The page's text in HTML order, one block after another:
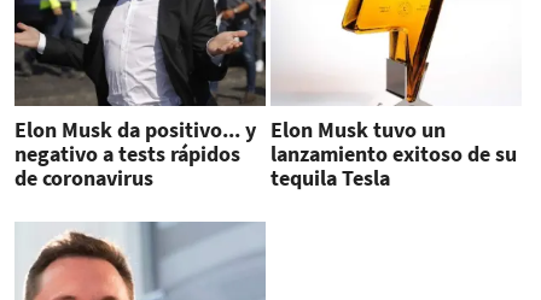
Elon Musk da positivo... y
negativo a tests rápidos
de coronavirus
Elon Musk tuvo un
lanzamiento exitoso de su
tequila Tesla